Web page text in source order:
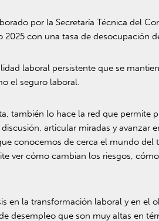
por la Secretaría Técnica del
2025 con una tasa de
laboral persistente que se
el seguro laboral.
también lo hace la red que permite
articular miradas y
conocemos de cerca el mundo
ver cómo cambian los riesgos,
en la transformación laboral y en
desempleo que son muy altas en